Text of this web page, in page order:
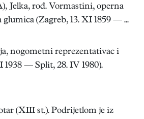
Jelka, rođ. Vormastini, operna
(Zagreb, 13. XI 1859 — ...
nogometni reprezentativac i
1938 — Split, 28. IV 1980).
(XIII st.). Podrijetlom je iz